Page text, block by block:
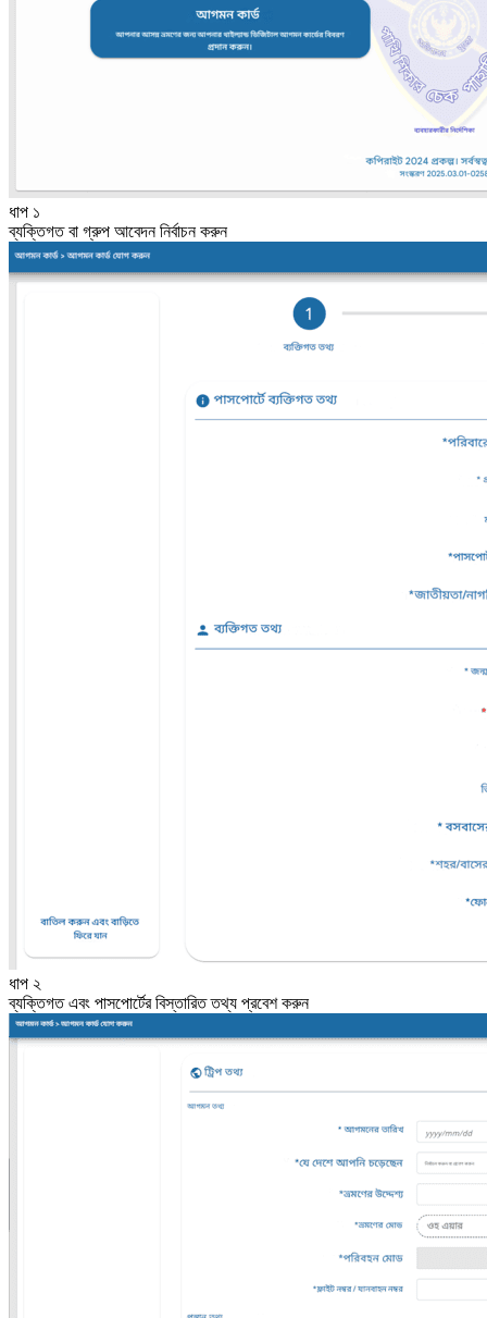
ধাপ ১
ব্যক্তিগত বা গ্রুপ আবেদন নির্বাচন করুন
ধাপ ২
ব্যক্তিগত এবং পাসপোর্টের বিস্তারিত তথ্য প্রবেশ করুন